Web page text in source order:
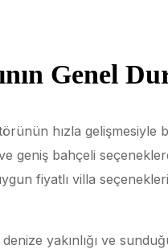
Genel
hızla gelişmesiyle
geniş bahçeli
fiyatlı villa
yakınlığı ve